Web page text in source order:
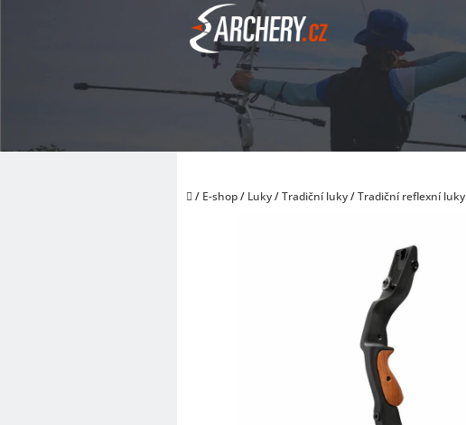
Domů
/ E-shop/ Luky/Tradiční luky/Tradiční reflexní luky